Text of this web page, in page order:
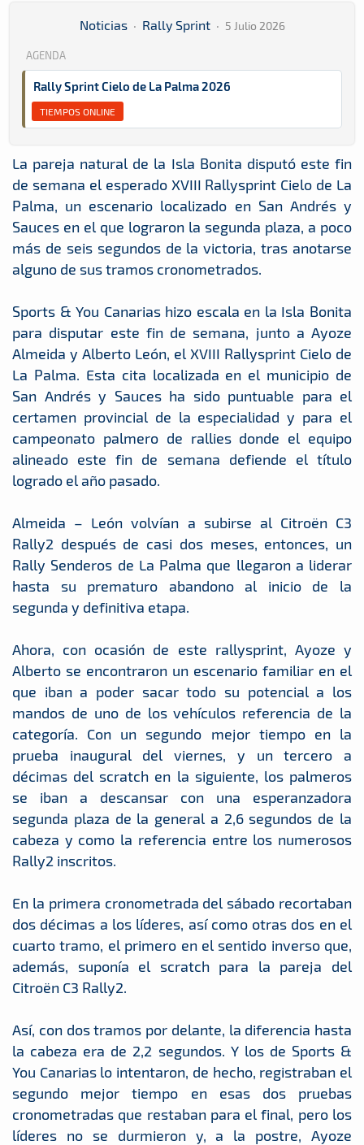
Noticias · Rally Sprint · 5 Julio 2026
AGENDA
Rally Sprint Cielo de La Palma 2026
TIEMPOS ONLINE
La pareja natural de la Isla Bonita disputó este fin
de semana el esperado XVIII Rallysprint Cielo de La
Palma, un escenario localizado en San Andrés y
Sauces en el que lograron la segunda plaza, a poco
más de seis segundos de la victoria, tras anotarse
alguno de sus tramos cronometrados.
Sports & You Canarias hizo escala en la Isla Bonita
para disputar este fin de semana, junto a Ayoze
Almeida y Alberto León, el XVIII Rallysprint Cielo de
La Palma. Esta cita localizada en el municipio de
San Andrés y Sauces ha sido puntuable para el
certamen provincial de la especialidad y para el
campeonato palmero de rallies donde el equipo
alineado este fin de semana defiende el título
logrado el año pasado.
Almeida – León volvían a subirse al Citroën C3
Rally2 después de casi dos meses, entonces, un
Rally Senderos de La Palma que llegaron a liderar
hasta su prematuro abandono al inicio de la
segunda y definitiva etapa.
Ahora, con ocasión de este rallysprint, Ayoze y
Alberto se encontraron un escenario familiar en el
que iban a poder sacar todo su potencial a los
mandos de uno de los vehículos referencia de la
categoría. Con un segundo mejor tiempo en la
prueba inaugural del viernes, y un tercero a
décimas del scratch en la siguiente, los palmeros
se iban a descansar con una esperanzadora
segunda plaza de la general a 2,6 segundos de la
cabeza y como la referencia entre los numerosos
Rally2 inscritos.
En la primera cronometrada del sábado recortaban
dos décimas a los líderes, así como otras dos en el
cuarto tramo, el primero en el sentido inverso que,
además, suponía el scratch para la pareja del
Citroën C3 Rally2.
Así, con dos tramos por delante, la diferencia hasta
la cabeza era de 2,2 segundos. Y los de Sports &
You Canarias lo intentaron, de hecho, registraban el
segundo mejor tiempo en esas dos pruebas
cronometradas que restaban para el final, pero los
líderes no se durmieron y, a la postre, Ayoze